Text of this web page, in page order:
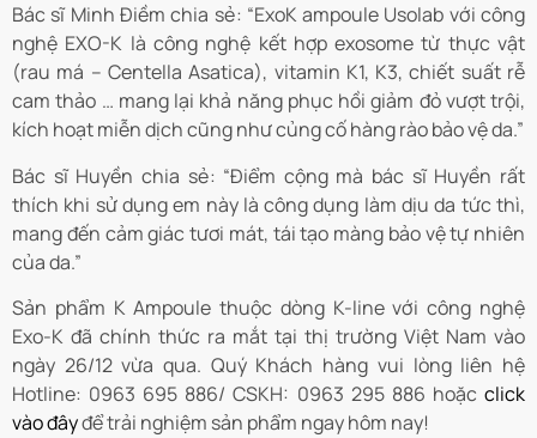
Bác sĩ Minh Điềm chia sẻ: “ExoK ampoule Usolab với công
nghệ EXO-K là công nghệ kết hợp exosome từ thực vật
(rau má – Centella Asatica), vitamin K1, K3, chiết suất rễ
cam thảo … mang lại khả năng phục hồi giảm đỏ vượt trội,
kích hoạt miễn dịch cũng như củng cố hàng rào bảo vệ da.”
Bác sĩ Huyền chia sẻ: “Điểm cộng mà bác sĩ Huyền rất
thích khi sử dụng em này là công dụng làm dịu da tức thì,
mang đến cảm giác tươi mát, tái tạo màng bảo vệ tự nhiên
của da.”
Sản phẩm K Ampoule thuộc dòng K-line với công nghệ
Exo-K đã chính thức ra mắt tại thị trường Việt Nam vào
ngày 26/12 vừa qua. Quý Khách hàng vui lòng liên hệ
Hotline: 0963 695 886/ CSKH: 0963 295 886 hoặc click
vào đâyđể trải nghiệm sản phẩm ngay hôm nay!